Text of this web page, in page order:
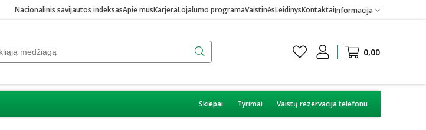
Nacionalinis savijautos indeksasApie musKarjeraLojalumo programaVaistinėsLeidinysKontaktaiInformacija
0,00
Skiepai Tyrimai Vaistų rezervacija telefonu